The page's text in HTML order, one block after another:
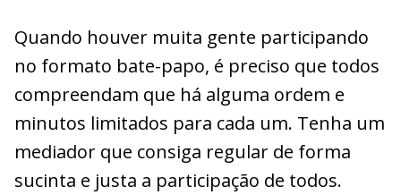
Quando houver muita gente participando
no formato bate-papo, é preciso que todos
compreendam que há alguma ordem e
minutos limitados para cada um. Tenha um
mediador que consiga regular de forma
sucinta e justa a participação de todos.